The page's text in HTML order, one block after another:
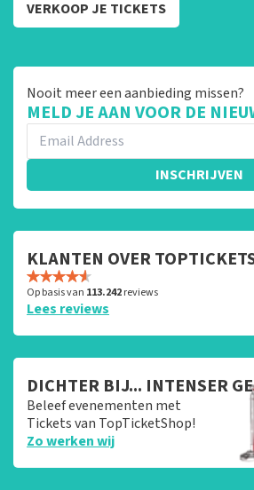
VERKOOP JE TICKETS
Nooit meer een aanbieding missen?
MELD JE AAN VOOR DE
INSCHRIJVEN
KLANTEN OVER
Op basis van 113.242reviews
Lees reviews
DICHTER BIJ... INTENSER
Beleef evenementen met
Tickets van TopTicketShop!
Zo werken wij